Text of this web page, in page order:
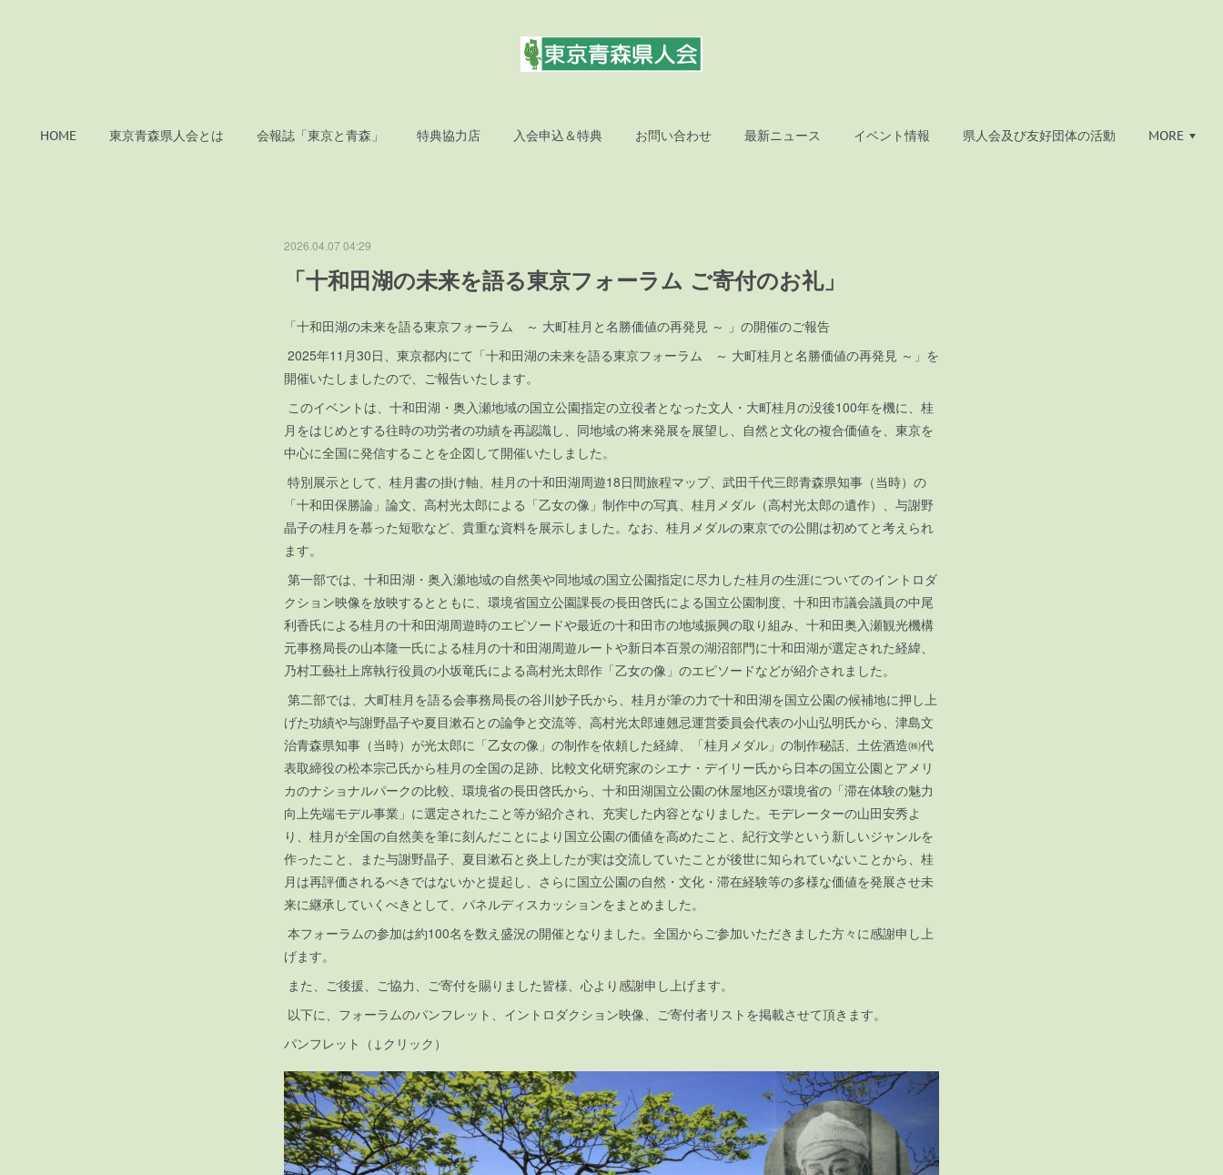
HOME 東京青森県人会とは 会報誌「東京と青森」 特典協力店 入会申込＆特典 お問い合わせ 最新ニュース イベント情報 県人会及び友好団体の活動 MORE
2026.04.07 04:29
「十和田湖の未来を語る東京フォーラム ご寄付のお礼」
「十和田湖の未来を語る東京フォーラム ～ 大町桂月と名勝価値の再発見 ～ 」の開催のご報告
2025年11月30日、東京都内にて「十和田湖の未来を語る東京フォーラム ～ 大町桂月と名勝価値の再発見 ～」を
開催いたしましたので、ご報告いたします。
このイベントは、十和田湖・奥入瀬地域の国立公園指定の立役者となった文人・大町桂月の没後100年を機に、桂
月をはじめとする往時の功労者の功績を再認識し、同地域の将来発展を展望し、自然と文化の複合価値を、東京を
中心に全国に発信することを企図して開催いたしました。
特別展示として、桂月書の掛け軸、桂月の十和田湖周遊18日間旅程マップ、武田千代三郎青森県知事（当時）の
「十和田保勝論」論文、高村光太郎による「乙女の像」制作中の写真、桂月メダル（高村光太郎の遺作）、与謝野
晶子の桂月を慕った短歌など、貴重な資料を展示しました。なお、桂月メダルの東京での公開は初めてと考えられ
ます。
第一部では、十和田湖・奥入瀬地域の自然美や同地域の国立公園指定に尽力した桂月の生涯についてのイントロダ
クション映像を放映するとともに、環境省国立公園課長の長田啓氏による国立公園制度、十和田市議会議員の中尾
利香氏による桂月の十和田湖周遊時のエピソードや最近の十和田市の地域振興の取り組み、十和田奥入瀬観光機構
元事務局長の山本隆一氏による桂月の十和田湖周遊ルートや新日本百景の湖沼部門に十和田湖が選定された経緯、
乃村工藝社上席執行役員の小坂竜氏による高村光太郎作「乙女の像」のエピソードなどが紹介されました。
第二部では、大町桂月を語る会事務局長の谷川妙子氏から、桂月が筆の力で十和田湖を国立公園の候補地に押し上
げた功績や与謝野晶子や夏目漱石との論争と交流等、高村光太郎連翹忌運営委員会代表の小山弘明氏から、津島文
治青森県知事（当時）が光太郎に「乙女の像」の制作を依頼した経緯、「桂月メダル」の制作秘話、土佐酒造㈱代
表取締役の松本宗己氏から桂月の全国の足跡、比較文化研究家のシエナ・デイリー氏から日本の国立公園とアメリ
カのナショナルパークの比較、環境省の長田啓氏から、十和田湖国立公園の休屋地区が環境省の「滞在体験の魅力
向上先端モデル事業」に選定されたこと等が紹介され、充実した内容となりました。モデレーターの山田安秀よ
り、桂月が全国の自然美を筆に刻んだことにより国立公園の価値を高めたこと、紀行文学という新しいジャンルを
作ったこと、また与謝野晶子、夏目漱石と炎上したが実は交流していたことが後世に知られていないことから、桂
月は再評価されるべきではないかと提起し、さらに国立公園の自然・文化・滞在経験等の多様な価値を発展させ未
来に継承していくべきとして、パネルディスカッションをまとめました。
本フォーラムの参加は約100名を数え盛況の開催となりました。全国からご参加いただきました方々に感謝申し上
げます。
また、ご後援、ご協力、ご寄付を賜りました皆様、心より感謝申し上げます。
以下に、フォーラムのパンフレット、イントロダクション映像、ご寄付者リストを掲載させて頂きます。
パンフレット（↓クリック）